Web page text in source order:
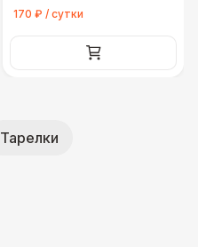
170 ₽ / сутки
Тарелки